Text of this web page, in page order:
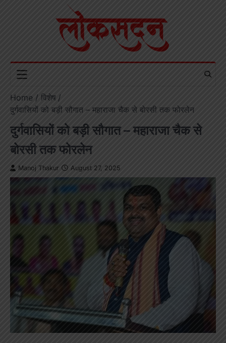
Home
विशेष
दुर्गवासियों को बड़ी सौगात – महाराजा चैक से बोरसी तक फोरलेन
दुर्गवासियों को बड़ी सौगात – महाराजा चैक से
बोरसी तक फोरलेन
Manoj Thakur August 27, 2025